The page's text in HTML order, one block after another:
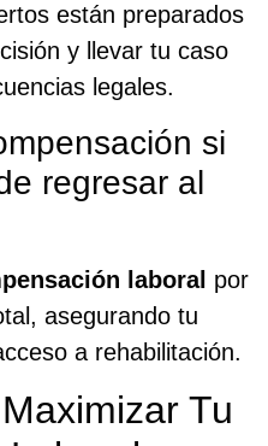
están preparados
y llevar tu caso
legales.
si
regresar al
laboral por
asegurando tu
a rehabilitación.
Tu